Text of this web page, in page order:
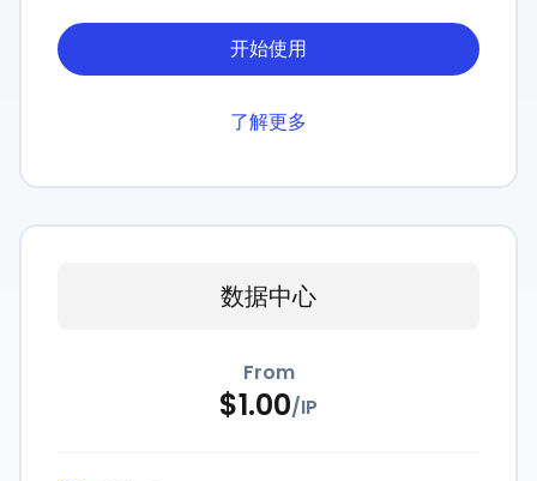
开始使用
了解更多
数据中心
From
$1.00/IP